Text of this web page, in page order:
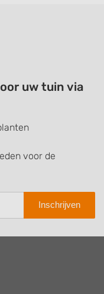
uw tuin via
voor de
Inschrijven